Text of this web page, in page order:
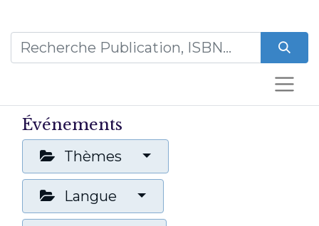
Événements
Thèmes
Langue